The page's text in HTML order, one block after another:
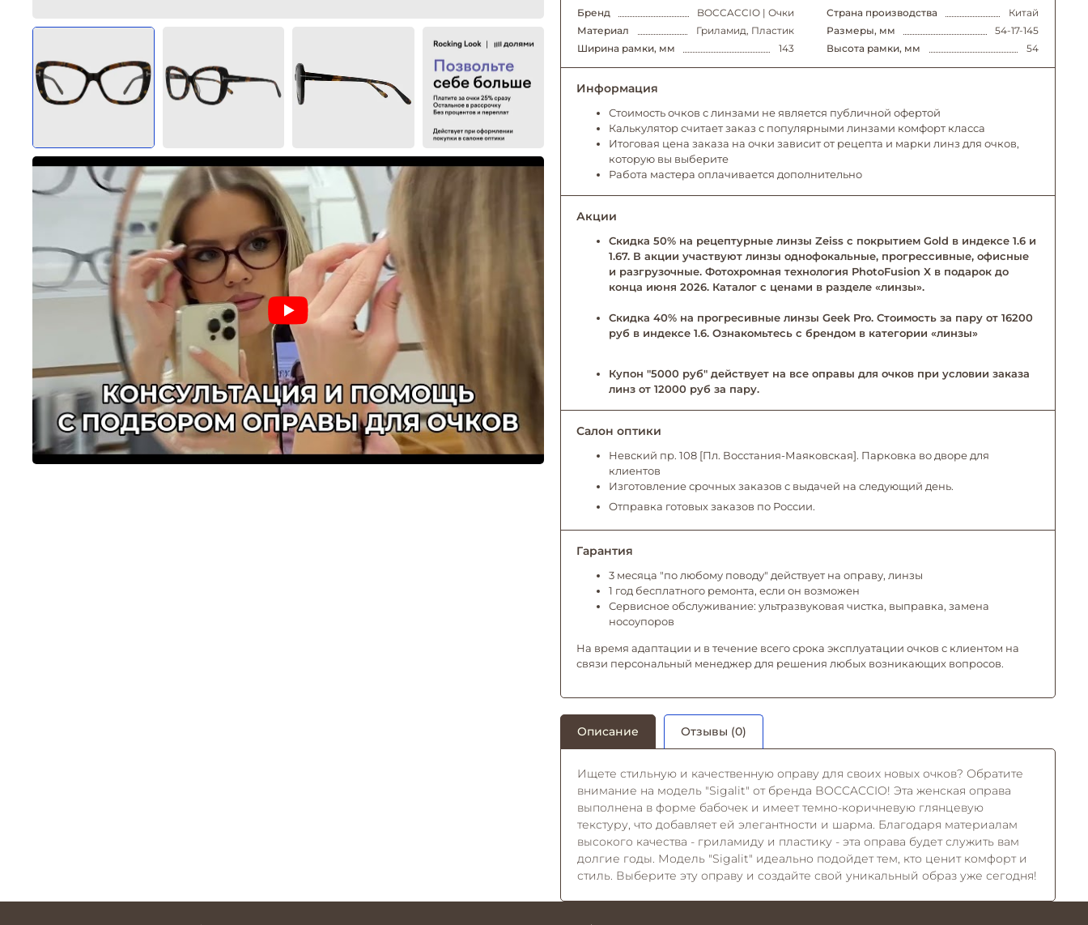
Бренд BOCCACCIO | Очки Страна производства
Китай
Материал
Гриламид, Пластик Размеры, мм
54-17-145
Ширина рамки, мм
143 Высота рамки, мм 54
Информация
Стоимость очков с линзами не является публичной офертой
Калькулятор считает заказ с популярными линзами комфорт класса
Итоговая цена заказа на очки зависит от рецепта и марки линз для очков,
которую вы выберите
Работа мастера оплачивается дополнительно
Акции
Скидка 50% на рецептурные линзы Zeiss с покрытием Gold в индексе 1.6 и
1.67. В акции участвуют линзы однофокальные, прогрессивные, офисные
и разгрузочные. Фотохромная технология PhotoFusion X в подарок до
конца июня 2026. Каталог с ценами в разделе «линзы».
Скидка 40% на прогресивные линзы Geek Pro. Стоимость за пару от 16200
руб в индексе 1.6. Ознакомьтесь с брендом в категории «линзы»
Купон "5000 руб" действует на все оправы для очков при условии заказа
линз от 12000 руб за пару.
Салон оптики
Невский пр. 108 [Пл. Восстания-Маяковская]. Парковка во дворе для
клиентов
Изготовление срочных заказов с выдачей на следующий день.
Отправка готовых заказов по России.
Гарантия
3 месяца "по любому поводу" действует на оправу, линзы
1 год бесплатного ремонта, если он возможен
Сервисное обслуживание: ультразвуковая чистка, выправка, замена
носоупоров
На время адаптации и в течение всего срока эксплуатации очков с клиентом на
связи персональный менеджер для решения любых возникающих вопросов.
Описание Отзывы (0)
Ищете стильную и качественную оправу для своих новых очков? Обратите
внимание на модель "Sigalit" от бренда BOCCACCIO! Эта женская оправа
выполнена в форме бабочек и имеет темно-коричневую глянцевую
текстуру, что добавляет ей элегантности и шарма. Благодаря материалам
высокого качества - гриламиду и пластику - эта оправа будет служить вам
долгие годы. Модель "Sigalit" идеально подойдет тем, кто ценит комфорт и
стиль. Выберите эту оправу и создайте свой уникальный образ уже сегодня!